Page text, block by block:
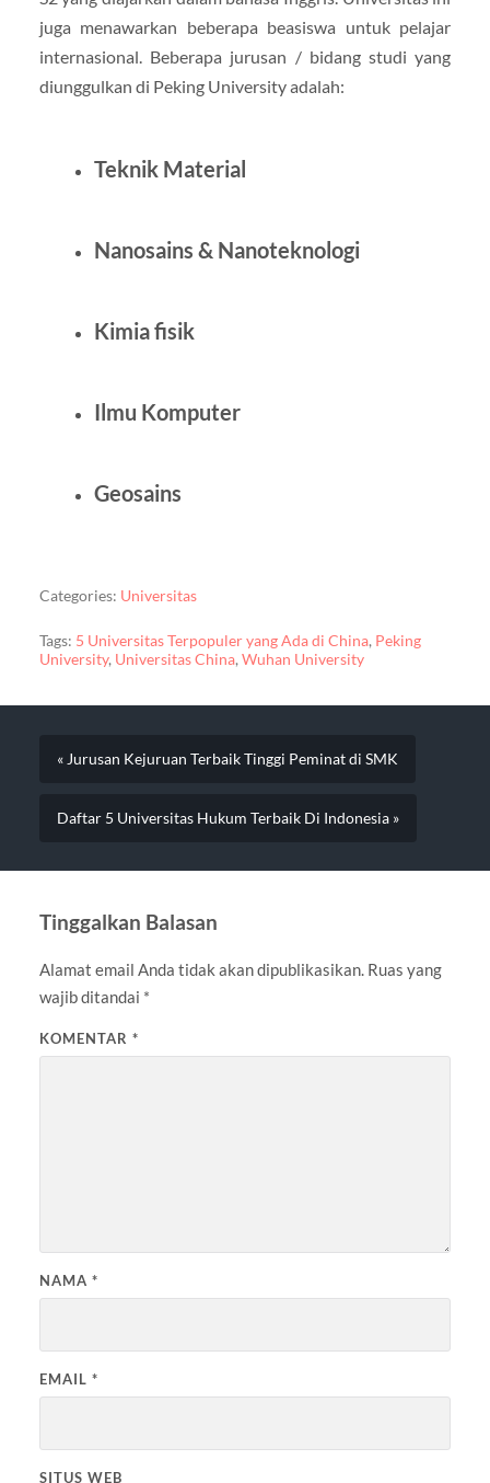
juga menawarkan beberapa beasiswa untuk pelajar
internasional. Beberapa jurusan / bidang studi yang
diunggulkan di Peking University adalah:
Teknik Material
Nanosains & Nanoteknologi
Kimia fisik
Ilmu Komputer
Geosains
Categories: Universitas
Tags: 5 Universitas Terpopuler yang Ada di China, Peking
University, Universitas China, Wuhan University
« Jurusan Kejuruan Terbaik Tinggi Peminat di SMK
Daftar 5 Universitas Hukum Terbaik Di Indonesia »
Tinggalkan Balasan
Alamat email Anda tidak akan dipublikasikan. Ruas yang
wajib ditandai *
KOMENTAR *
NAMA *
EMAIL *
SITUS WEB